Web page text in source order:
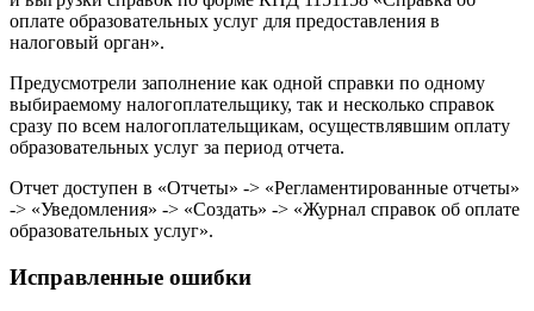
оплате образовательных услуг для предоставления в
налоговый орган».
Предусмотрели заполнение как одной справки по одному
выбираемому налогоплательщику, так и несколько справок
сразу по всем налогоплательщикам, осуществлявшим оплату
образовательных услуг за период отчета.
Отчет доступен в «Отчеты» -> «Регламентированные отчеты»
-> «Уведомления» -> «Создать» -> «Журнал справок об оплате
образовательных услуг».
Исправленные ошибки